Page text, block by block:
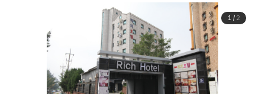
1/ 2